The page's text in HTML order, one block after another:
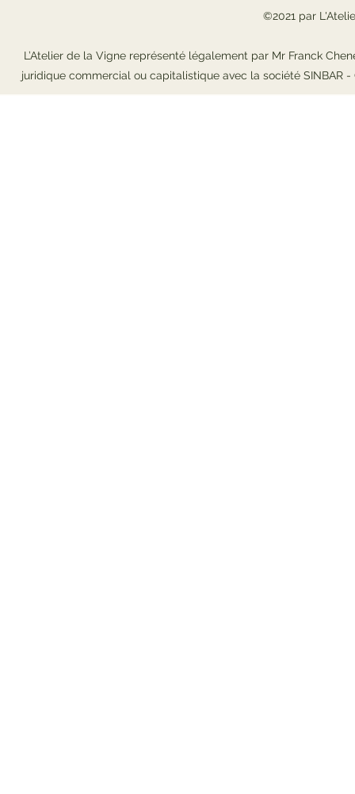
©2021 par
L’Atelier de la Vigne représenté légalement par Mr Franck
juridique commercial ou capitalistique avec la société SINBAR